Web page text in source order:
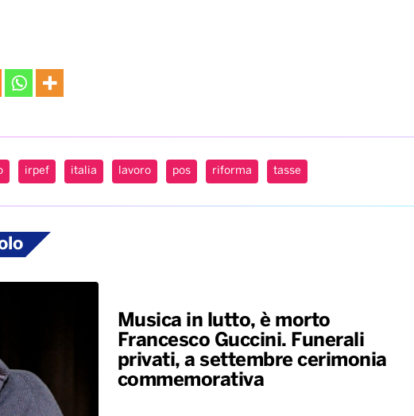
irpef italia lavoro pos riforma tasse
Musica in lutto, è morto
Francesco Guccini. Funerali
privati, a settembre cerimonia
commemorativa